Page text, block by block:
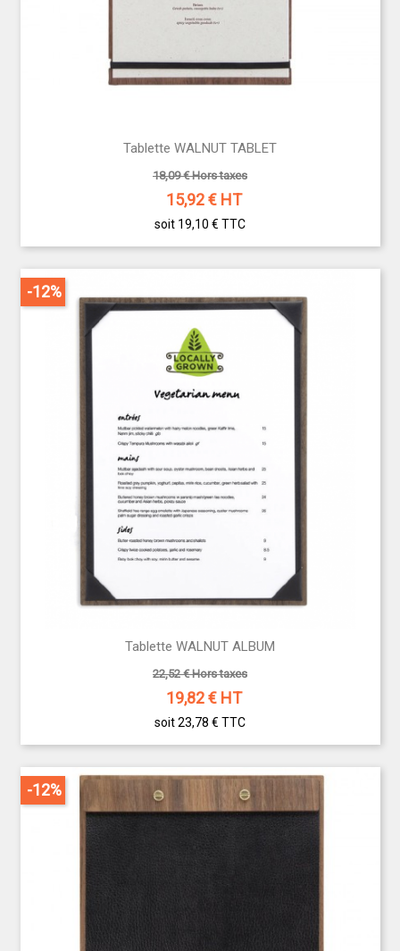
Tablette WALNUT TABLET
18,09 € Hors taxes
15,92€ HT
soit 19,10 € TTC
Tablette WALNUT ALBUM
22,52 € Hors taxes
19,82€ HT
soit 23,78 € TTC
-12%
-12%